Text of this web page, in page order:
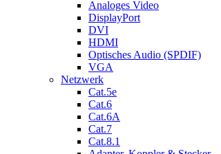
Analoges Video
DisplayPort
DVI
HDMI
Optisches Audio (SPDIF)
VGA
Netzwerk
Cat.5e
Cat.6
Cat.6A
Cat.7
Cat.8.1